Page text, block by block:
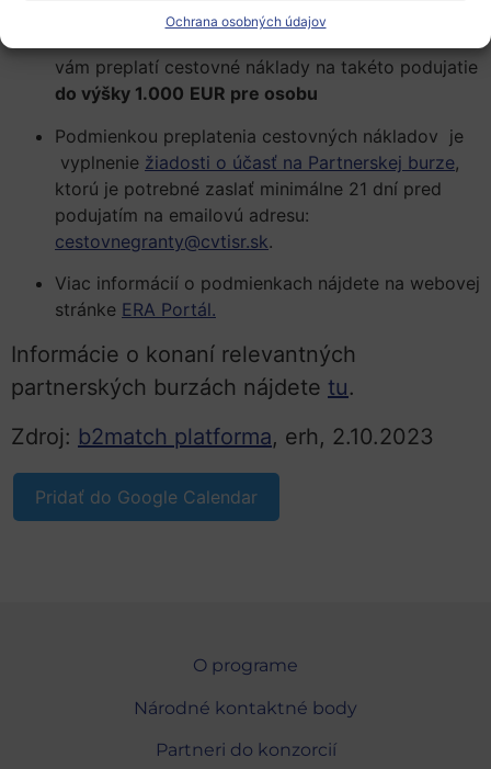
Ochrana osobných údajov
vám preplatí cestovné náklady na takéto podujatie
do výšky 1.000 EUR pre osobu
Podmienkou preplatenia cestovných nákladov je
vyplnenie žiadosti o účasť na Partnerskej burze,
ktorú je potrebné zaslať minimálne 21 dní pred
podujatím na emailovú adresu:
cestovnegranty@cvtisr.sk.
Viac informácií o podmienkach nájdete na webovej
stránke ERA Portál.
Informácie o konaní relevantných
partnerských burzách nájdete tu.
Zdroj: b2match platforma, erh, 2.10.2023
Pridať do Google Calendar
O programe
Národné kontaktné body
Partneri do konzorcií